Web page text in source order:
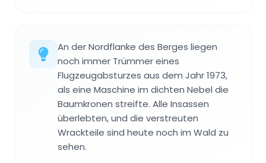
An der Nordflanke des Berges liegen
noch immer Trümmer eines
Flugzeugabsturzes aus dem Jahr 1973,
als eine Maschine im dichten Nebel die
Baumkronen streifte. Alle Insassen
überlebten, und die verstreuten
Wrackteile sind heute noch im Wald zu
sehen.